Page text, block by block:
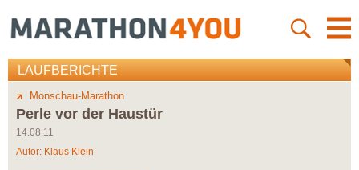
LAUFBERICHTE
Monschau-Marathon
Perle vor der Haustür
14.08.11
Autor: Klaus Klein